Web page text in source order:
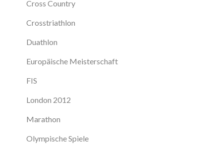
Cross Country
Crosstriathlon
Duathlon
Europäische Meisterschaft
FIS
London 2012
Marathon
Olympische Spiele